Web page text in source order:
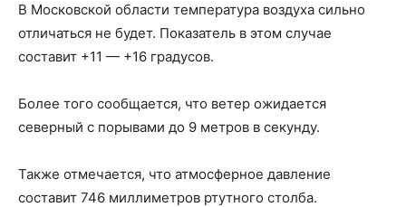
В Московской области температура воздуха сильно
отличаться не будет. Показатель в этом случае
составит +11 — +16 градусов.
Более того сообщается, что ветер ожидается
северный с порывами до 9 метров в секунду.
Также отмечается, что атмосферное давление
составит 746 миллиметров ртутного столба.